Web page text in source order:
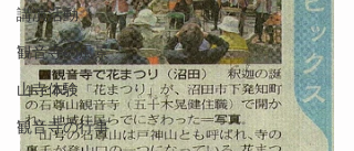
講演活動
観音寺の風景
山寺体験
観音寺の行事